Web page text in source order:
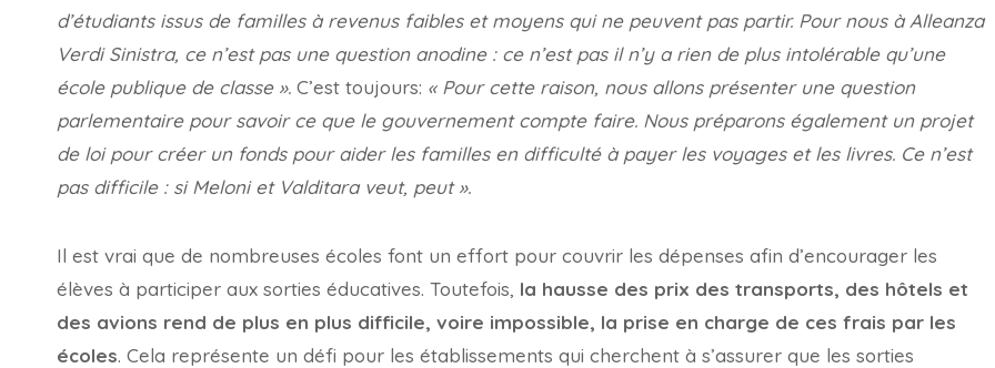
d’étudiants issus de familles à revenus faibles et moyens qui ne peuvent pas partir. Pour nous à Alleanza
Verdi Sinistra, ce n’est pas une question anodine : ce n’est pas il n’y a rien de plus intolérable qu’une
école publique de classe ». C’est toujours: « Pour cette raison, nous allons présenter une question
parlementaire pour savoir ce que le gouvernement compte faire. Nous préparons également un projet
de loi pour créer un fonds pour aider les familles en difficulté à payer les voyages et les livres. Ce n’est
pas difficile : si Meloni et Valditara veut, peut ».
Il est vrai que de nombreuses écoles font un effort pour couvrir les dépenses afin d’encourager les
élèves à participer aux sorties éducatives. Toutefois, la hausse des prix des transports, des hôtels et
des avions rend de plus en plus difficile, voire impossible, la prise en charge de ces frais par les
écoles. Cela représente un défi pour les établissements qui cherchent à s’assurer que les sorties